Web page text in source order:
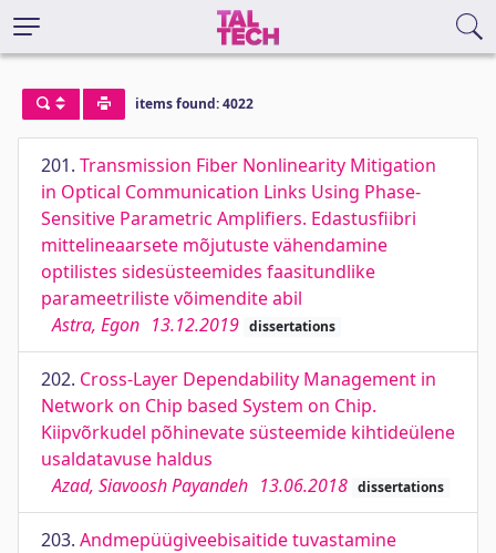
items found: 4022
201. Transmission Fiber Nonlinearity Mitigation
in Optical Communication Links Using Phase-
Sensitive Parametric Amplifiers. Edastusfiibri
mittelineaarsete mõjutuste vähendamine
optilistes sidesüsteemides faasitundlike
parameetriliste võimendite abil
Astra, Egon 13.12.2019 dissertations
202. Cross-Layer Dependability Management in
Network on Chip based System on Chip.
Kiipvõrkudel põhinevate süsteemide kihtideülene
usaldatavuse haldus
Azad, Siavoosh Payandeh 13.06.2018 dissertations
203. Andmepüügiveebisaitide tuvastamine